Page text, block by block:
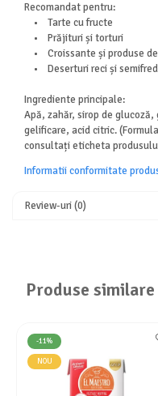
Recomandat pentru:
• Tarte cu fructe
• Prăjituri și torturi
• Croissante și produse
• Deserturi reci și
Ingrediente principale:
Apă, zahăr, sirop de
gelificare, acid citric.
consultați eticheta
Informatii conformitate
Review-uri(0)
Produse similare
-11%
NOU